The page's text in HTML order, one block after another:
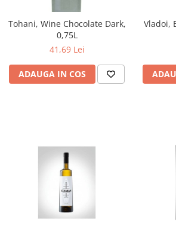
Tohani, Wine Chocolate Dark,
0,75L
41,69 Lei
ADAUGA IN COS
Vladoi,